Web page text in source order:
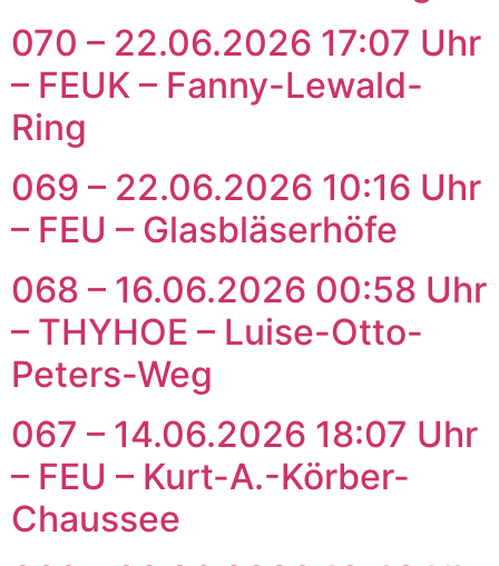
070 – 22.06.2026 17:07 Uhr
– FEUK – Fanny-Lewald-
Ring
069 – 22.06.2026 10:16 Uhr
– FEU – Glasbläserhöfe
068 – 16.06.2026 00:58 Uhr
– THYHOE – Luise-Otto-
Peters-Weg
067 – 14.06.2026 18:07 Uhr
– FEU – Kurt-A.-Körber-
Chaussee